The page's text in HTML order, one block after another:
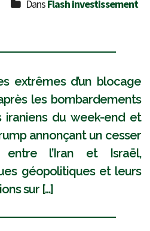
DansFlash investissement
extrêmes d’un blocage
les bombardements
iraniens du week-end et
annonçant un cesser
l’Iran et Israël,
géopolitiques et leurs
sur [...]